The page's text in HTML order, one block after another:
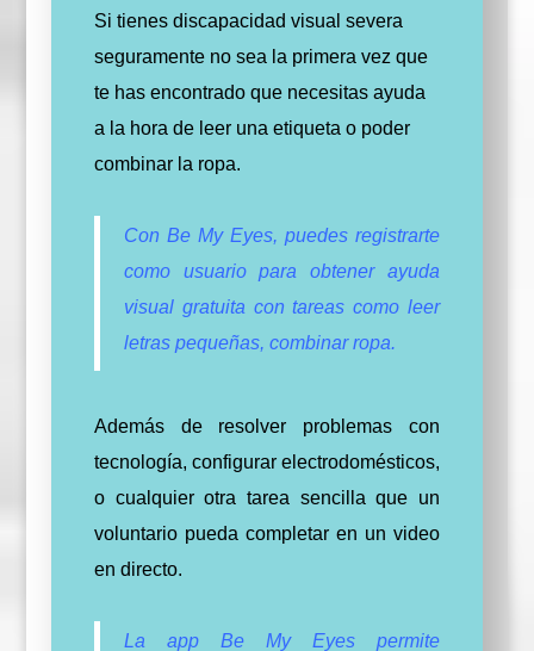
Si tienes discapacidad visual severa
seguramente no sea la primera vez que
te has encontrado que necesitas ayuda
a la hora de leer una etiqueta o poder
combinar la ropa.
Con Be My Eyes, puedes registrarte
como usuario para obtener ayuda
visual gratuita con tareas como leer
letras pequeñas, combinar ropa.
Además de resolver problemas con
tecnología, configurar electrodomésticos,
o cualquier otra tarea sencilla que un
voluntario pueda completar en un video
en directo.
La app Be My Eyes permite